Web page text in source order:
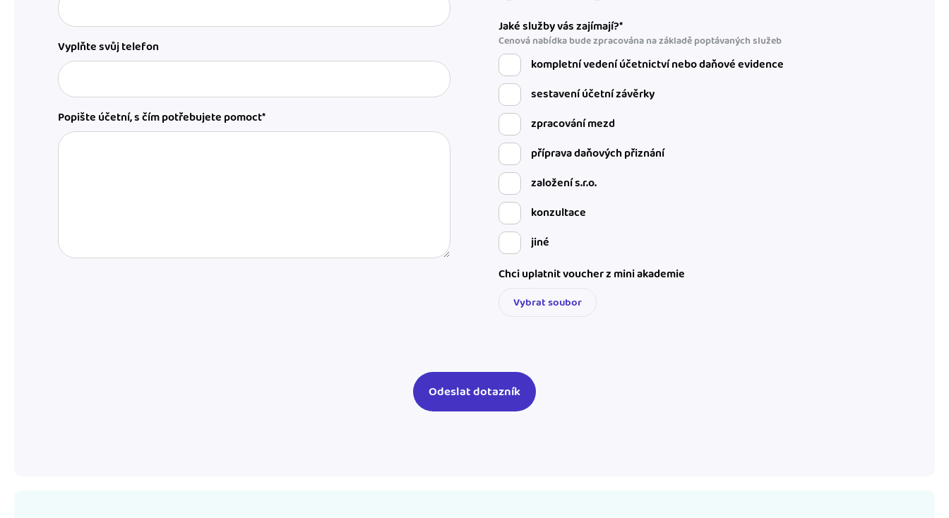
Vyplňte svůj telefon
Popište účetní, s čím potřebujete pomoct*
Jaké služby vás zajímají?*
Cenová nabídka bude zpracována na základě poptávaných služeb
kompletní vedení účetnictví nebo daňové evidence
sestavení účetní závěrky
zpracování mezd
příprava daňových přiznání
založení s.r.o.
konzultace
jiné
Chci uplatnit voucher z mini akademie
Vybrat soubor